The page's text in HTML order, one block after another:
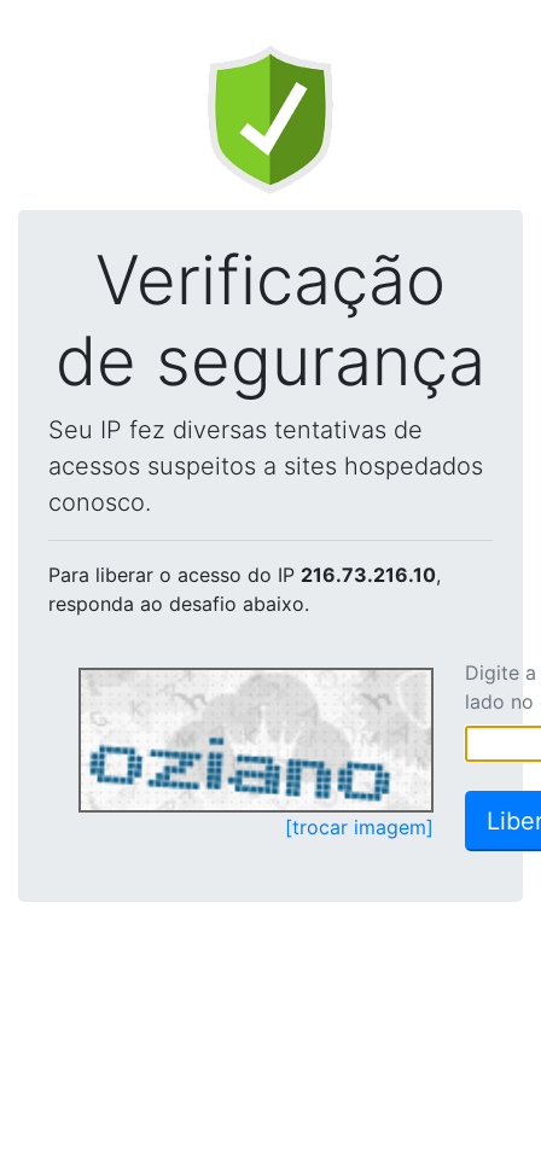
Verificação
de segurança
Seu IP fez diversas tentativas de
acessos suspeitos a sites hospedados
conosco.
Para liberar o acesso do IP 216.73.216.10,
responda ao desafio abaixo.
[trocar imagem]
Digite
lado no